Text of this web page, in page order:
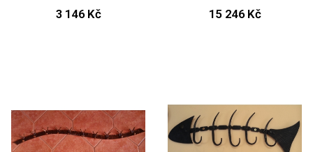
3 146 Kč 15 246 Kč